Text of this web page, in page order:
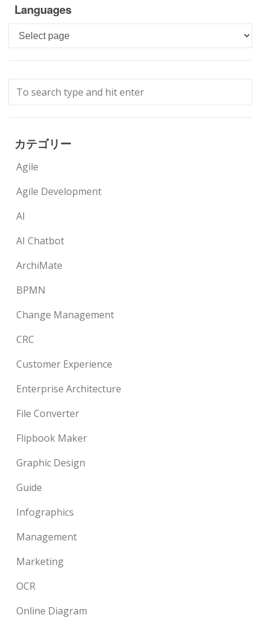
Languages
Languages
カテゴリー
Agile
Agile Development
AI
AI Chatbot
ArchiMate
BPMN
Change Management
CRC
Customer Experience
Enterprise Architecture
File Converter
Flipbook Maker
Graphic Design
Guide
Infographics
Management
Marketing
OCR
Online Diagram